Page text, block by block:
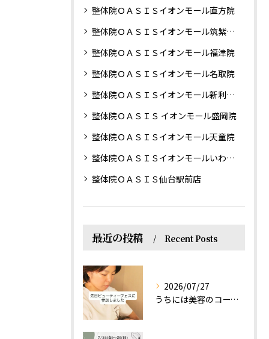
整体院ＯＡＳＩＳイオンモール直方院
整体院ＯＡＳＩＳイオンモール筑紫野院
整体院ＯＡＳＩＳイオンモール福津院
整体院ＯＡＳＩＳイオンモール名取院
整体院ＯＡＳＩＳイオンモール新利府南館院
整体院ＯＡＳＩＳ イオンモール盛岡院
整体院ＯＡＳＩＳイオンモール天童院
整体院ＯＡＳＩＳイオンモールいわき小名浜院
整体院ＯＡＳＩＳ仙台駅前店
最近の投稿 Recent Posts
2026/07/27
うちには美容のコースもあるって伝えなきゃ！えっほっえxty